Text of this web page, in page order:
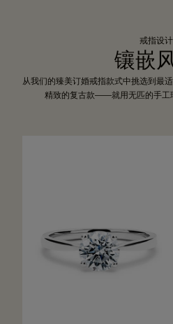
戒指设计
镶嵌
从我们的臻美订婚戒指款式中挑选到最
精致的复古款——就用无匹的手工